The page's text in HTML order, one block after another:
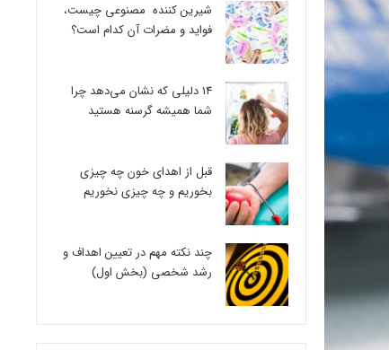
شیرین کننده مصنوعی چیست،
فواید و مضرات آن کدام است؟
14 دلیلی که نشان می‌دهد چرا
شما همیشه گرسنه هستید
قبل از اهدای خون چه چیزی
بخوریم و چه چیزی نخوریم
چند نکته مهم در تعیین اهداف و
رشد شخصی (بخش اول)